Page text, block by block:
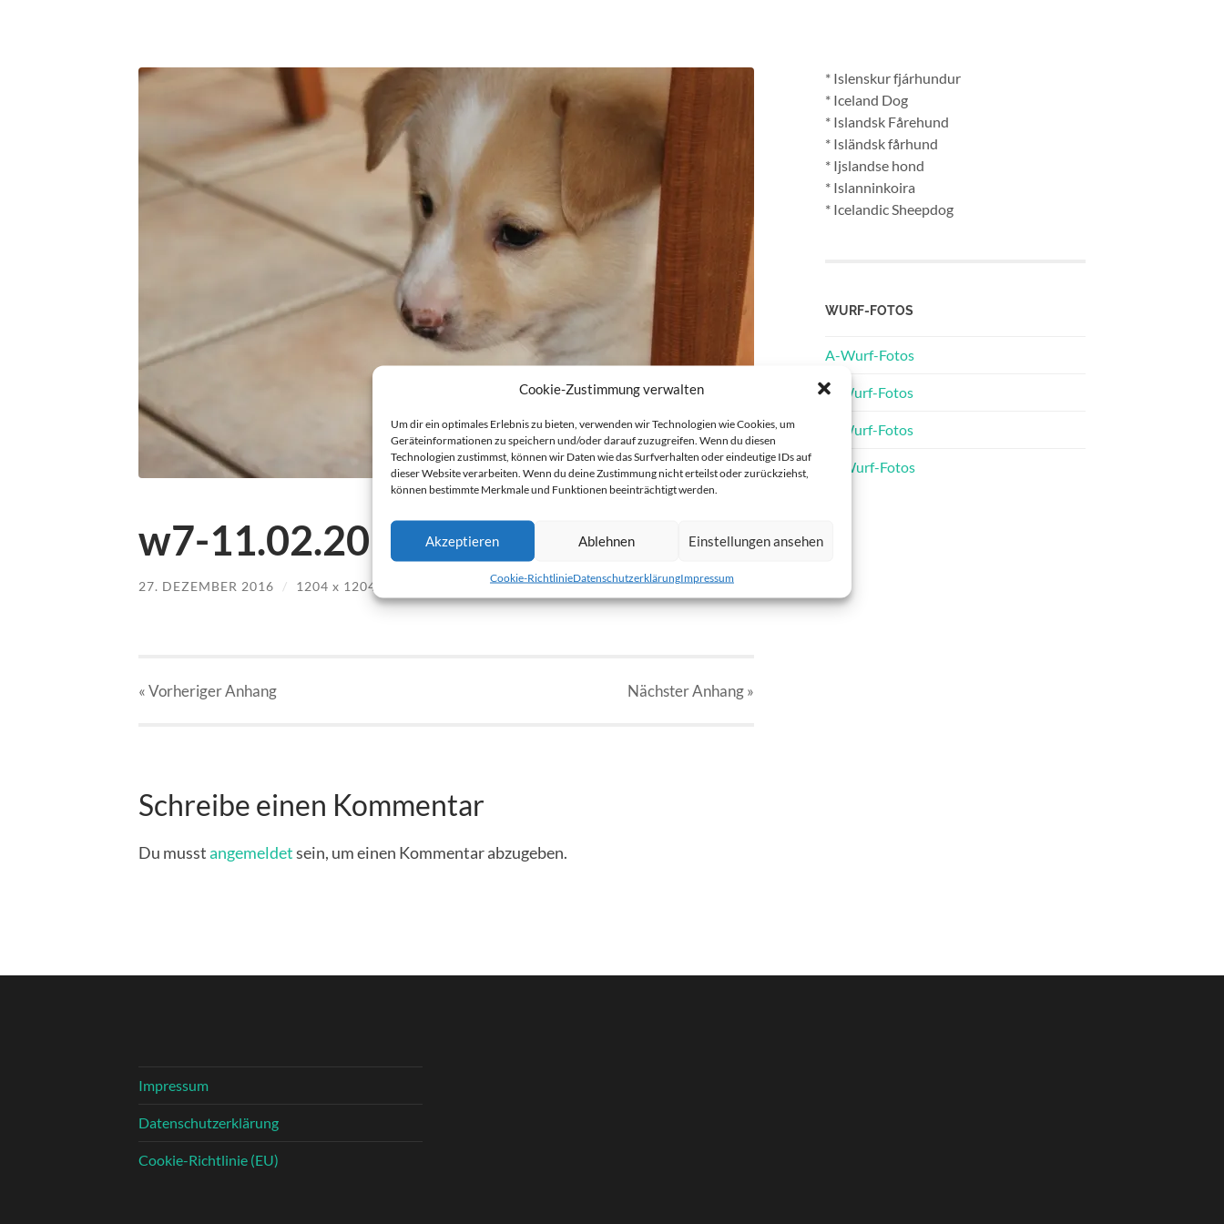
Cookie-Zustimmung verwalten
Um dir ein optimales Erlebnis zu bieten, verwenden wir Technologien wie Cookies, um
Geräteinformationen zu speichern und/oder darauf zuzugreifen. Wenn du diesen
Technologien zustimmst, können wir Daten wie das Surfverhalten oder eindeutige IDs auf
dieser Website verarbeiten. Wenn du deine Zustimmung nicht erteilst oder zurückziehst,
können bestimmte Merkmale und Funktionen beeinträchtigt werden.
Akzeptieren Ablehnen Einstellungen ansehen
Cookie-RichtlinieDatenschutzerklärungImpressum
w7-11.02.2012-c.jpg
27. DEZEMBER 2016 / 1204 x 1204 PX
« VorherigerAnhang NächsterAnhang»
Schreibe einen Kommentar
Du musstangemeldetsein, um einen Kommentar abzugeben.
* Islenskur fjárhundur
* Iceland Dog
* Islandsk Fårehund
* Isländsk fårhund
* Ijslandse hond
* Islanninkoira
* Icelandic Sheepdog
WURF-FOTOS
A-Wurf-Fotos
B-Wurf-Fotos
C-Wurf-Fotos
D-Wurf-Fotos
Impressum
Datenschutzerklärung
Cookie-Richtlinie (EU)